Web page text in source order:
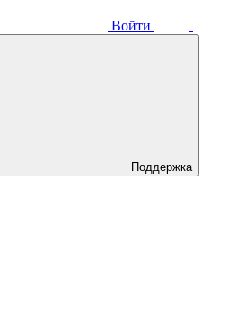
Войти
Поддержка